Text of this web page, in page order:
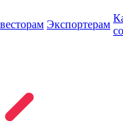
Экспортерам